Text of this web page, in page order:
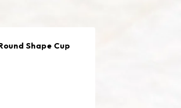
Shape Cup